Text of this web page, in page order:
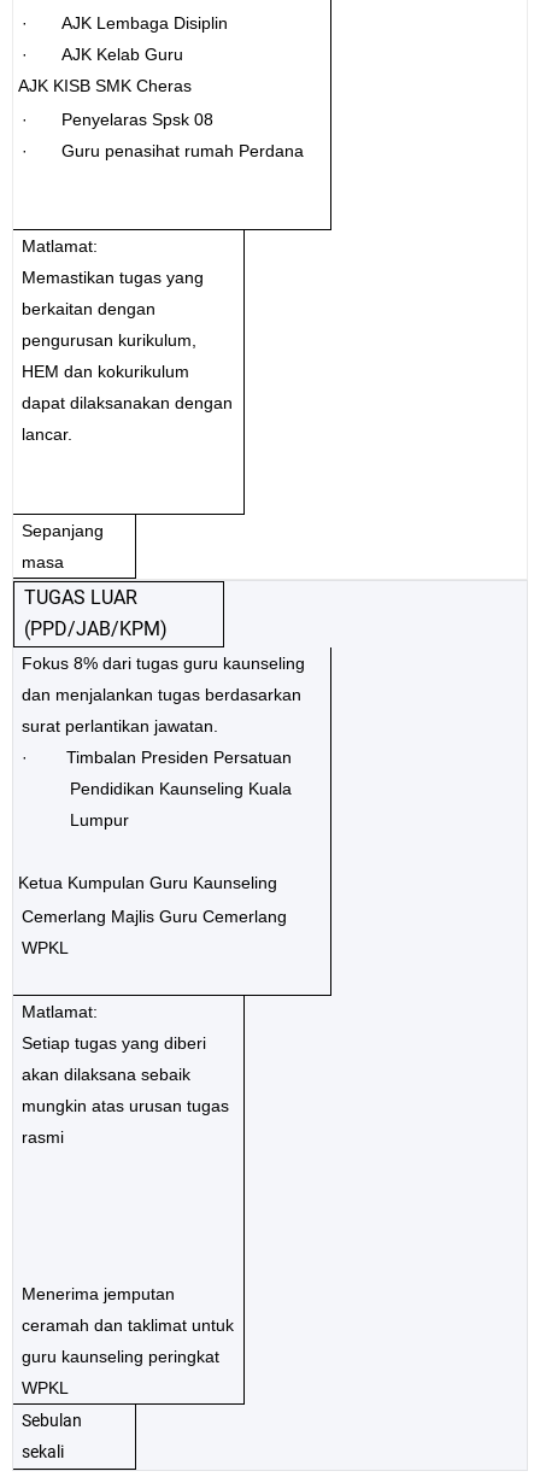
· AJK Lembaga Disiplin
· AJK Kelab Guru
AJK KISB SMK Cheras
· Penyelaras Spsk 08
· Guru penasihat rumah Perdana
Matlamat:
Memastikan tugas yang
berkaitan dengan
pengurusan kurikulum,
HEM dan kokurikulum
dapat dilaksanakan dengan
lancar.
Sepanjang
masa
TUGAS LUAR
(PPD/JAB/KPM)
Fokus 8% dari tugas guru kaunseling
dan menjalankan tugas berdasarkan
surat perlantikan jawatan.
· Timbalan Presiden Persatuan
Pendidikan Kaunseling Kuala
Lumpur
Ketua Kumpulan Guru Kaunseling
Cemerlang Majlis Guru Cemerlang
WPKL
Matlamat:
Setiap tugas yang diberi
akan dilaksana sebaik
mungkin atas urusan tugas
rasmi
Menerima jemputan
ceramah dan taklimat untuk
guru kaunseling peringkat
WPKL
Sebulan
sekali